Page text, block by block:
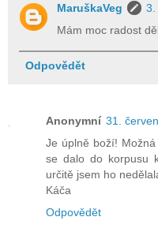
MaruškaVeg
3.
Mám moc radost
Odpovědět
Anonymní 31.
Je úplně boží!
se dalo do korpusu
určitě jsem ho
Káča
Odpovědět